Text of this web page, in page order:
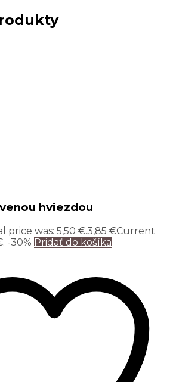
hviezdou
price was: 5,50 €.3,85 €Current
-30% Pridať do košíka